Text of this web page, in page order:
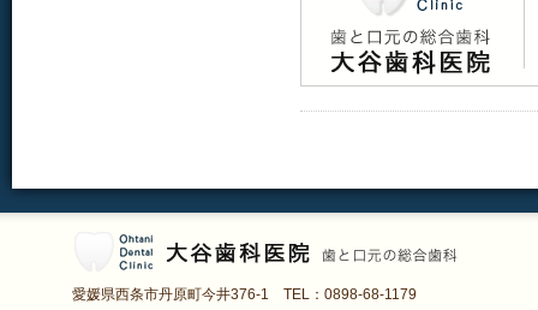
愛媛県西条市丹原町今井376-1 TEL：0898-68-1179